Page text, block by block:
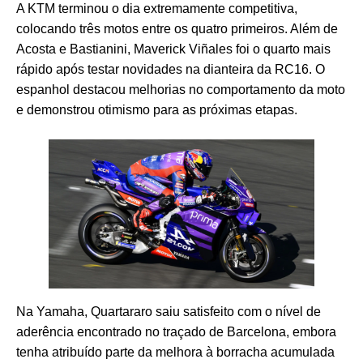
A KTM terminou o dia extremamente competitiva,
colocando três motos entre os quatro primeiros. Além de
Acosta e Bastianini, Maverick Viñales foi o quarto mais
rápido após testar novidades na dianteira da RC16. O
espanhol destacou melhorias no comportamento da moto
e demonstrou otimismo para as próximas etapas.
Na Yamaha, Quartararo saiu satisfeito com o nível de
aderência encontrado no traçado de Barcelona, embora
tenha atribuído parte da melhora à borracha acumulada